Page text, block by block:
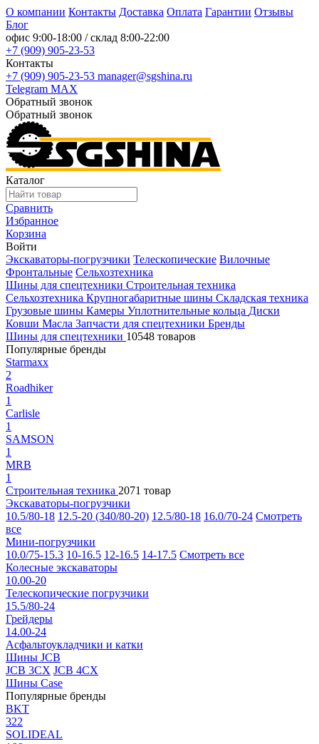
О компании Контакты Доставка Оплата Гарантии Отзывы
Блог
офис 9:00-18:00 / склад 8:00-22:00
+7 (909) 905-23-53
Контакты
+7 (909) 905-23-53 manager@sgshina.ru
Telegram MAX
Обратный звонок
Обратный звонок
Каталог
Сравнить
Избранное
Корзина
Войти
Экскаваторы-погрузчики Телескопические Вилочные
Фронтальные Сельхозтехника
Шины для спецтехники Строительная техника
Сельхозтехника Крупногабаритные шины Складская техника
Грузовые шины Камеры Уплотнительные кольца Диски
Ковши Масла Запчасти для спецтехники Бренды
Шины для спецтехники 10548 товаров
Популярные бренды
Starmaxx
2
Roadhiker
1
Carlisle
1
SAMSON
1
MRB
1
Строительная техника 2071 товар
Экскаваторы-погрузчики
10.5/80-18 12.5-20 (340/80-20) 12.5/80-18 16.0/70-24 Смотреть
все
Мини-погрузчики
10.0/75-15.3 10-16.5 12-16.5 14-17.5 Смотреть все
Колесные экскаваторы
10.00-20
Телескопические погрузчики
15.5/80-24
Грейдеры
14.00-24
Асфальтоукладчики и катки
Шины JCB
JCB 3CX JCB 4CX
Шины Case
Популярные бренды
BKT
322
SOLIDEAL